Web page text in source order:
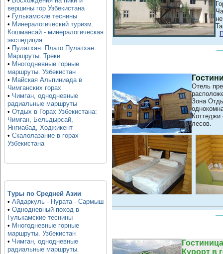
вершины гор Узбекистана
• Гулькамские теснины
• Минералогический туризм.
Кошмансай - минералогическая
экспедиция
• Пулатхан. Плато Пулатхан.
Маршруты. Треки
• Многодневные горные
маршруты. Узбекистан
• Майская Альпиниада в
Чимганских горах
• Чимган, однодневные
радиальные маршруты
• Отдых в Горах Узбекистана:
Чимган, Бельдырсай,
Янгиабад, Ходжикент
• Скалолазание в горах
Узбекистана
Туры по Средней Азии
• Айдаркуль - Нурата - Сармыш
• Однодневный поход в
Гулькамские теснины
• Многодневные горные
маршруты. Узбекистан
• Чимган, однодневные
радиальные маршруты.
Отель
Зона
Коттеджи
лесов.
Курорт в